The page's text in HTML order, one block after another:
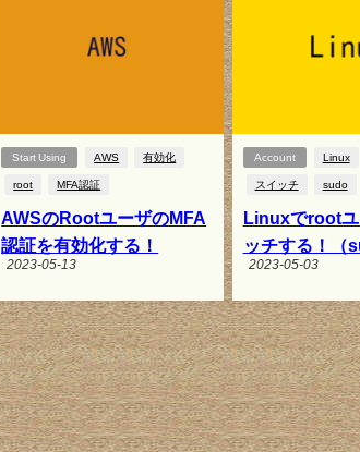
Start Using AWS 有効化
root MFA認証
AWSのRootユーザのMFA
認証を有効化する！
2023-05-13
Account Linux
スイッチ sudo
Linuxでrootユ
ッチする！（
2023-05-03